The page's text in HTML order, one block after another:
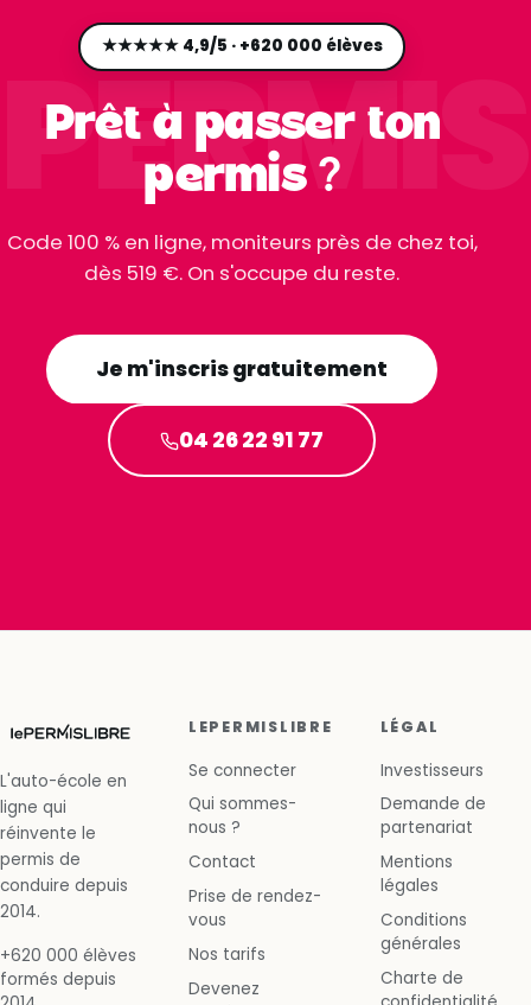
PERMIS
★★★★★ 4,9/5 · +620 000 élèves
Prêt à passer ton
permis ?
Code 100 % en ligne, moniteurs près de chez toi,
dès 519 €. On s'occupe du reste.
Je m'inscris gratuitement
04 26 22 91 77
L'auto-école en
ligne qui
réinvente le
permis de
conduire depuis
2014.
+620 000 élèves
formés depuis
LEPERMISLIBRE
Se connecter
Qui sommes-
nous ?
Contact
Prise de rendez-
vous
Nos tarifs
Devenez
LÉGAL
Investisseurs
Demande de
partenariat
Mentions
légales
Conditions
générales
Charte de